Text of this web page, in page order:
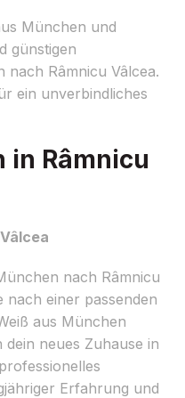
München und
günstigen
Râmnicu Vâlcea.
ein unverbindliches
in Râmnicu
nach Râmnicu
nach einer passenden
aus München
neues Zuhause in
Erfahrung und